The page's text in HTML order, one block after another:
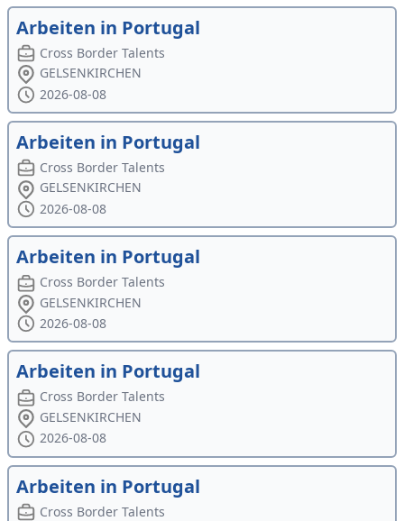
Arbeiten in Portugal
Cross Border Talents
GELSENKIRCHEN
2026-08-08
Arbeiten in Portugal
Cross Border Talents
GELSENKIRCHEN
2026-08-08
Arbeiten in Portugal
Cross Border Talents
GELSENKIRCHEN
2026-08-08
Arbeiten in Portugal
Cross Border Talents
GELSENKIRCHEN
2026-08-08
Arbeiten in Portugal
Cross Border Talents